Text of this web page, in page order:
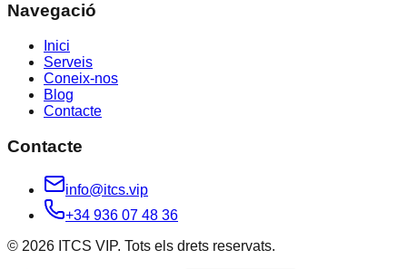
Navegació
Inici
Serveis
Coneix-nos
Blog
Contacte
Contacte
info@itcs.vip
+34 936 07 48 36
© 2026 ITCS VIP. Tots els drets reservats.